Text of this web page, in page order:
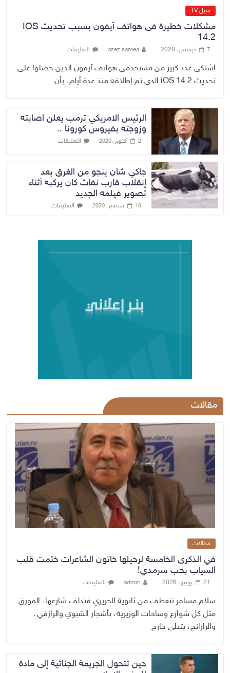
سيل TV
مشكلات خطيرة فى هواتف آيفون بسبب تحديث IOS
14.2
7 ديسمبر، 2020 azez samea التعليقات
اشتكى عدد كبير من مستخدمى هواتف آيفون الذين حصلوا على
تحديث iOS 14.2 الذى تم إطلاقه منذ عدة أيام، بأن
الرئيس الامريكي ترمب يعلن اصابته
وزوجته بفيروس كورونا ..
2 أكتوبر، 2020 التعليقات
جاكي شان ينجو من الغرق بعد
إنقلاب قارب نفاث كان يركبه أثناء
تصوير فيلمه الجديد
16 سبتمبر، 2020 التعليقات
مقالات
مقالات
في الذكرى الخامسة لرحيلها خاتون الشاعرات ختمت قلب
السياب بحب سرمدي!
21 يونيو، 2026 admin التعليقات
سلام مسافر تنعطف من ثانوية الحريري فتدلف شارعها، المورق
مثل كل شوارع وساحات الوزيرية، بأشجار الشبوي والرازقي،
والرارانج، يتدلى خارج
حين تتحول الجريمة الجنائية إلى مادة